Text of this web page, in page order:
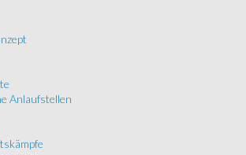
Anlaufstellen